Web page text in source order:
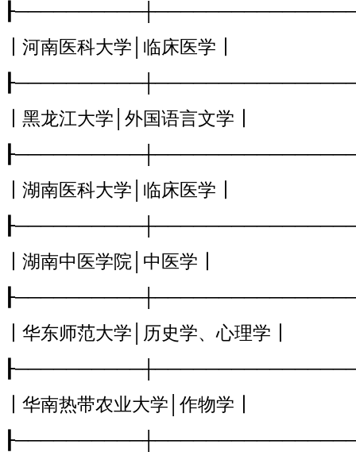
┃河南医科大学│临床医学┃
┃黑龙江大学│外国语言文学┃
┃湖南医科大学│临床医学┃
┃湖南中医学院│中医学┃
┃华东师范大学│历史学、心理学┃
┃华南热带农业大学│作物学┃